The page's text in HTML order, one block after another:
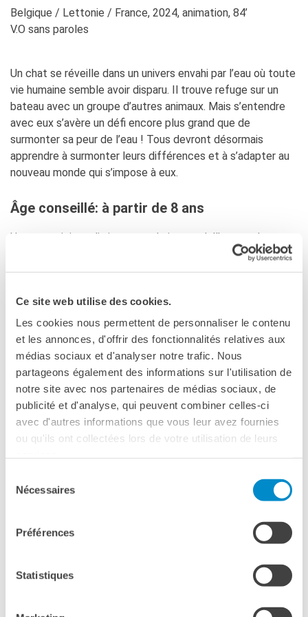
Ce site web utilise des cookies.
Les cookies nous permettent de personnaliser le contenu
et les annonces, d'offrir des fonctionnalités relatives aux
médias sociaux et d'analyser notre trafic. Nous
partageons également des informations sur l'utilisation de
notre site avec nos partenaires de médias sociaux, de
publicité et d'analyse, qui peuvent combiner celles-ci
avec d'autres informations que vous leur avez fournies
ou qu'ils ont collectées lors de votre utilisation de leurs
Nécessaires
Préférences
Statistiques
Francia
CHI SIAMO
Contatti
IF Italia
Come raggiungerci
L'équipe
La Carte Institut français
Lavora con noi
Belgique / Lettonie / France, 2024, animation, 84’
V.O sans paroles
Un chat se réveille dans un univers envahi par l’eau où toute
vie humaine semble avoir disparu. Il trouve refuge sur un
bateau avec un groupe d’autres animaux. Mais s’entendre
avec eux s’avère un défi encore plus grand que de
surmonter sa peur de l’eau ! Tous devront désormais
apprendre à surmonter leurs différences et à s’adapter au
nouveau monde qui s’impose à eux.
Âge conseillé: à partir de 8 ans
Un gatto si risveglia in un mondo invaso dall’acqua, dove
tutti gli umani sembrano essere scomparsi. Riesce a
trovare rifugio su una barca insieme ad altri animali, ma
più grande che superare la paura dell’acqua! Tutti dovranno
imparare a superare le differenze e ad adattarsi al nuovo
mondo che si impone.
Età consigliata: dagli 8 anni
VERSIONE ORIGINALE SENZA PAROLE
Pleaseaccept marketing-cookies to watch this video.